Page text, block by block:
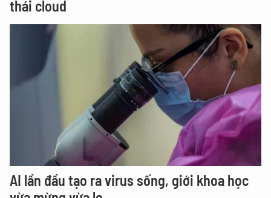
thái cloud
AI lần đầu tạo ra virus sống, giới khoa học